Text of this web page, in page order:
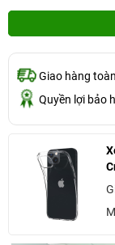
Giao hàng
Quyền lợi bảo